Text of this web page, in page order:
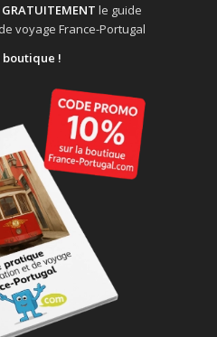
GRATUITEMENT le guide
voyage France-Portugal
boutique !